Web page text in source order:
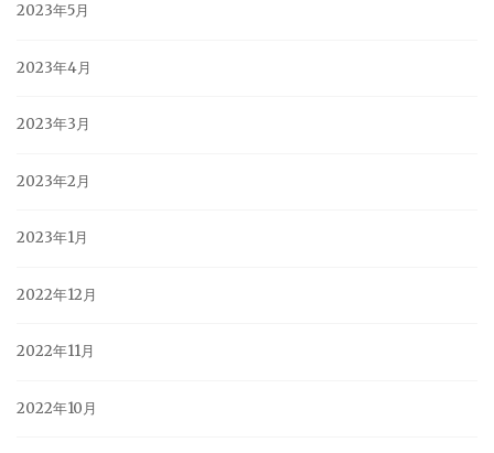
2023年5月
2023年4月
2023年3月
2023年2月
2023年1月
2022年12月
2022年11月
2022年10月